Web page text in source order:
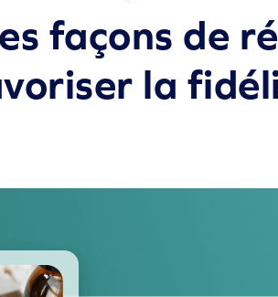
façons de
la